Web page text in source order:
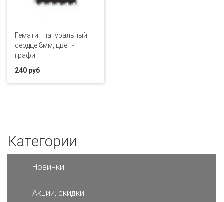
Гематит натуральный
сердце 8мм, цвет -
графит
240 руб
Категории
Новинки!
Акции, скидки!